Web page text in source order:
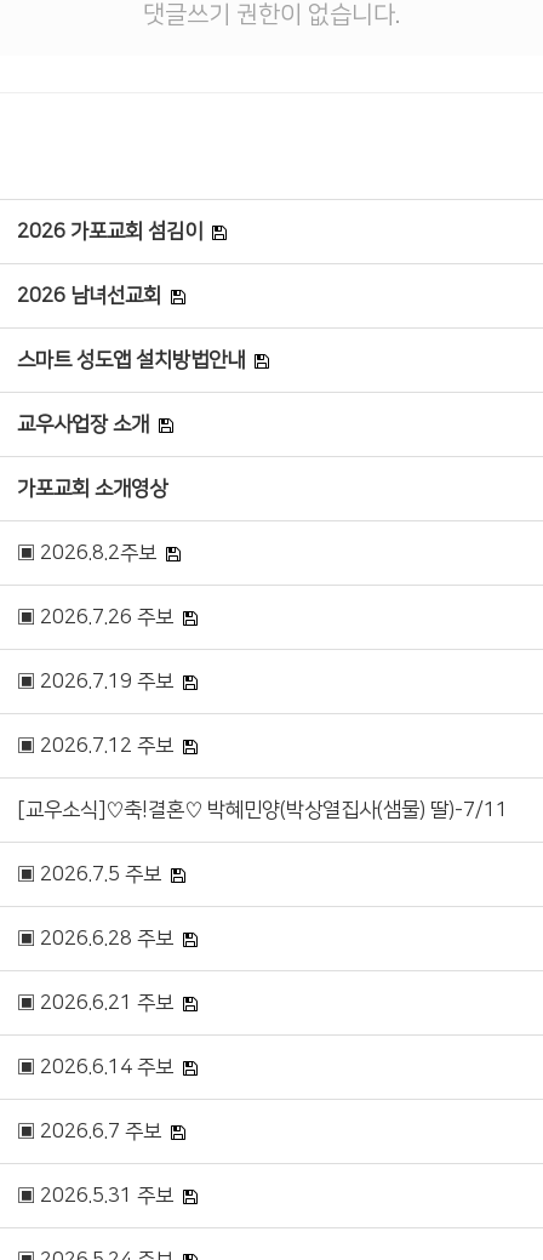
댓글쓰기 권한이 없습니다.
2026 가포교회 섬김이
2026 남녀선교회
스마트 성도앱 설치방법안내
교우사업장 소개
가포교회 소개영상
▣ 2026.8.2주보
▣ 2026.7.26 주보
▣ 2026.7.19 주보
▣ 2026.7.12 주보
[교우소식]♡축!결혼♡ 박혜민양(박상열집사(샘물) 딸)-7/11
▣ 2026.7.5 주보
▣ 2026.6.28 주보
▣ 2026.6.21 주보
▣ 2026.6.14 주보
▣ 2026.6.7 주보
▣ 2026.5.31 주보